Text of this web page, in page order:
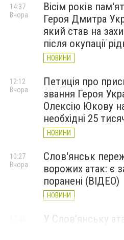
Вісім років
Героя Дмитра
який став на
після окупації
НОВИНИ
14:37
Вчора
Петиція про
звання Героя
Олексію Юкову
необхідні 25
НОВИНИ
12:12
Вчора
Слов'янськ
ворожих атак: є
поранені (ВІДЕО)
НОВИНИ
10:27
Вчора
У Слов’янську